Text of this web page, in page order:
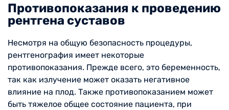
Противопоказания к проведению
рентгена суставов
Несмотря на общую безопасность процедуры,
рентгенография имеет некоторые
противопоказания. Прежде всего, это беременность,
так как излучение может оказать негативное
влияние на плод. Также противопоказанием может
быть тяжелое общее состояние пациента, при